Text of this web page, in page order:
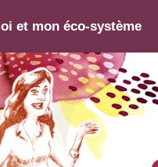
et mon éco-système